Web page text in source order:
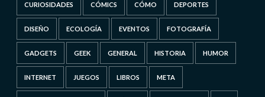
CURIOSIDADES CÓMICS CÓMO DEPORTES
DISEÑO ECOLOGÍA EVENTOS FOTOGRAFÍA
GADGETS GEEK GENERAL HISTORIA HUMOR
INTERNET JUEGOS LIBROS META